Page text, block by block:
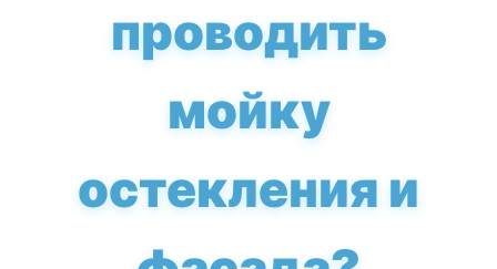
проводить
мойку
остекления и